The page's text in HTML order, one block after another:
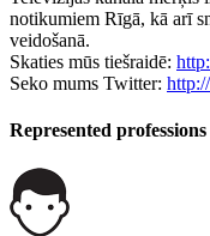
notikumiem Rīgā, kā arī
veidošanā.
Skaties mūs tiešraidē:
Seko mums Twitter:
Represented professions